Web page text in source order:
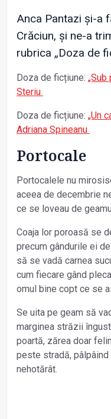
Anca Pantazi și-a
Crăciun, și ne-a
rubrica „Doza de
Doza de ficțiune:
Steriu
Doza de ficțiune: „Un
Adriana Spineanu
Portocale
Portocalele nu
aceea de decembrie
ce se loveau de
Coaja lor poroasă se
precum gândurile ei
să se vadă carnea
cum fiecare gând
omul bine copt ce se
Se uita pe geam să
marginea străzii
poartă, zărea doar
peste stradă,
nehotărât.